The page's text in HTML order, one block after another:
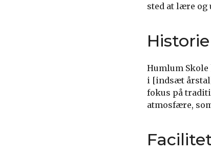
sted at lære og
Historie
Humlum
i [indsæt
fokus på
atmosfære,